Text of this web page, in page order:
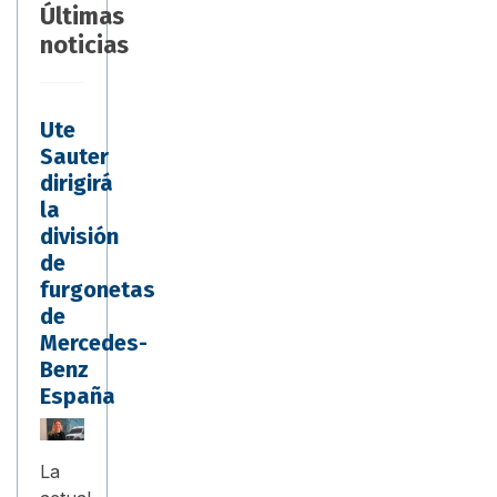
Últimas
noticias
Ute
Sauter
dirigirá
la
división
de
furgonetas
de
Mercedes-
Benz
España
La